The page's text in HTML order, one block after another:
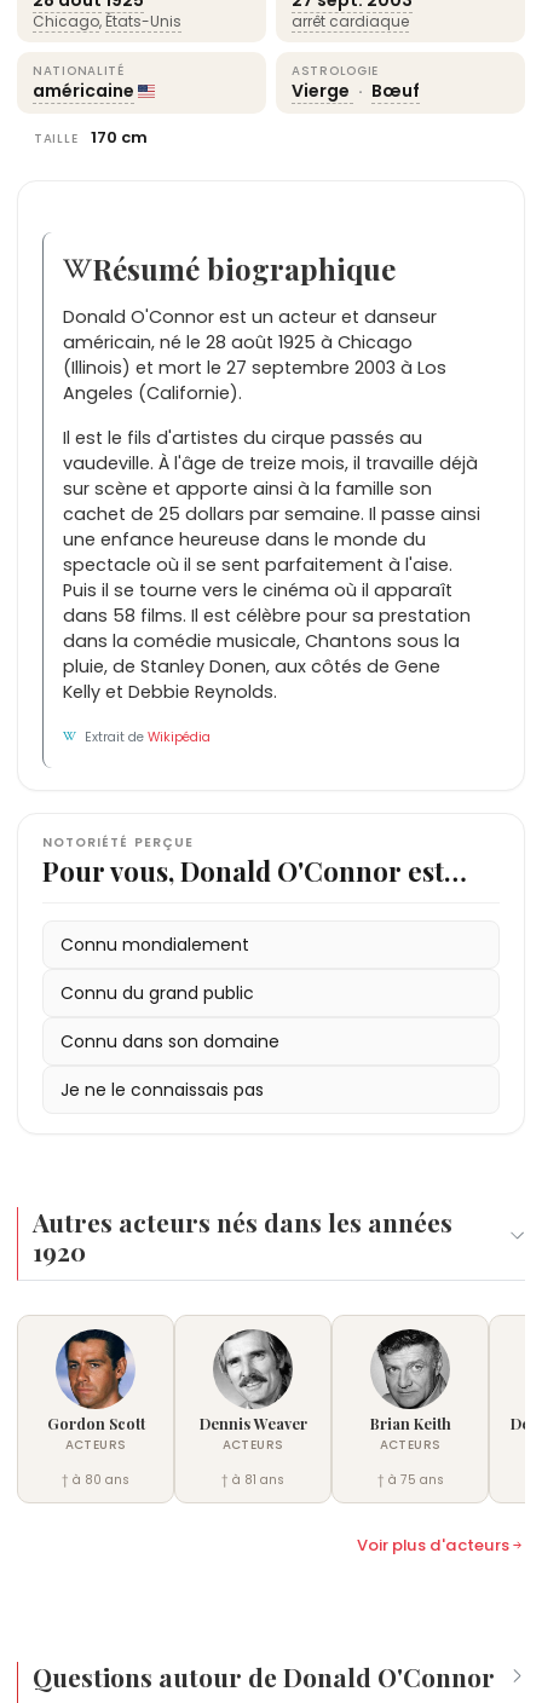
Chicago, États-Unis arrêt cardiaque
NATIONALITÉ
américaine
ASTROLOGIE
Vierge · Bœuf
TAILLE 170 cm
Résumé biographique
Donald O'Connor est un acteur et danseur
américain, né le 28 août 1925 à Chicago
(Illinois) et mort le 27 septembre 2003 à Los
Angeles (Californie).
Il est le fils d'artistes du cirque passés au
vaudeville. À l'âge de treize mois, il travaille déjà
sur scène et apporte ainsi à la famille son
cachet de 25 dollars par semaine. Il passe ainsi
une enfance heureuse dans le monde du
spectacle où il se sent parfaitement à l'aise.
Puis il se tourne vers le cinéma où il apparaît
dans 58 films. Il est célèbre pour sa prestation
dans la comédie musicale, Chantons sous la
pluie, de Stanley Donen, aux côtés de Gene
Kelly et Debbie Reynolds.
Extrait deWikipédia
NOTORIÉTÉ PERÇUE
Pour vous, Donald O'Connor est…
Connu mondialement
Connu du grand public
Connu dans son domaine
Je ne le connaissais pas
Autres acteurs nés dans les années
1920
Gordon Scott
ACTEURS
† à 80 ans
Dennis Weaver
ACTEURS
† à 81 ans
Brian Keith
ACTEURS
† à 75 ans
Voir plus d'acteurs
Questions autour de Donald O'Connor